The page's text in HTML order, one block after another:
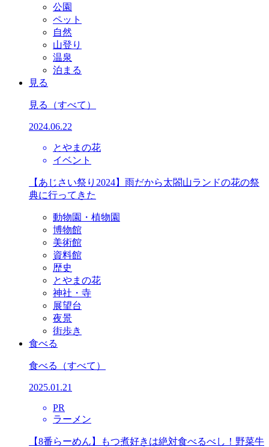
公園
ペット
自然
山登り
温泉
泊まる
見る
見る （すべて）
2024.06.22
とやまの花
イベント
【あじさい祭り2024】雨だから太閤山ランドの花の祭
典に行ってきた
動物園・植物園
博物館
美術館
資料館
歴史
とやまの花
神社・寺
展望台
夜景
街歩き
食べる
食べる （すべて）
2025.01.21
PR
ラーメン
【8番らーめん】もつ煮好きは絶対食べるべし！野菜牛